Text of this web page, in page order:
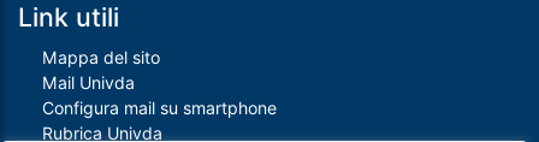
Link utili
Mappa del sito
Mail Univda
Configura mail su smartphone
Rubrica Univda